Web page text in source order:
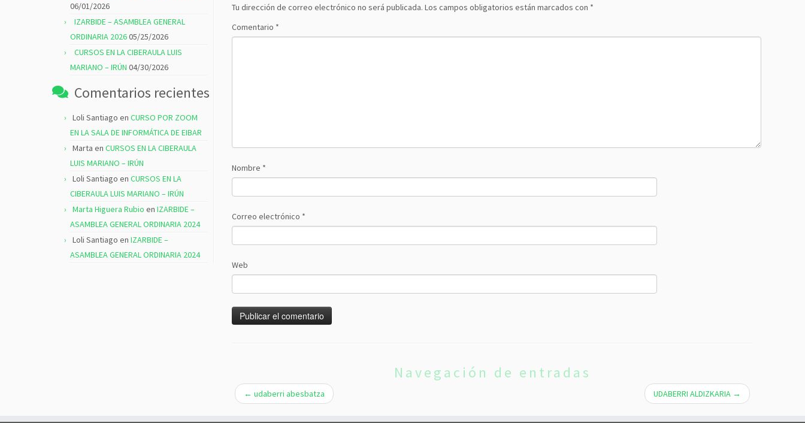
06/01/2026
IZARBIDE – ASAMBLEA GENERAL
ORDINARIA 202605/25/2026
CURSOS EN LA CIBERAULA LUIS
MARIANO – IRÚN 04/30/2026
Comentarios recientes
Loli Santiago en CURSO POR ZOOM
EN LA SALA DE INFORMÁTICA DE EIBAR
Marta en CURSOS EN LA CIBERAULA
LUIS MARIANO – IRÚN
Loli Santiago en CURSOS EN LA
CIBERAULA LUIS MARIANO – IRÚN
Marta Higuera Rubio en IZARBIDE –
ASAMBLEA GENERAL ORDINARIA 2024
Loli Santiago en IZARBIDE –
ASAMBLEA GENERAL ORDINARIA 2024
Tu dirección de correo electrónico no será publicada. Los campos obligatorios están marcados con *
Comentario *
Nombre *
Correo electrónico *
Web
Navegación de entradas
← udaberri abesbatza UDABERRI ALDIZKARIA →